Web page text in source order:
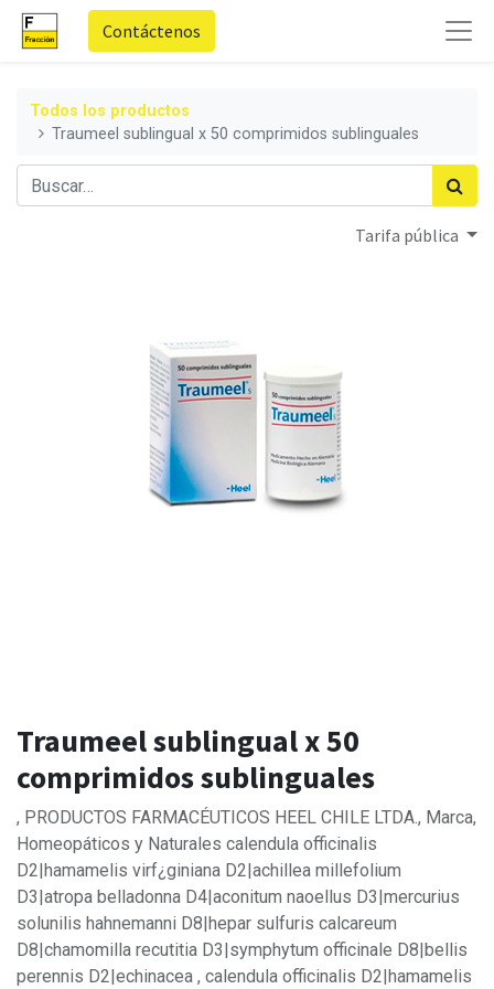
Contáctenos
Todos los productos
Traumeel sublingual x 50 comprimidos sublinguales
Tarifa pública
Traumeel sublingual x 50
comprimidos sublinguales
, PRODUCTOS FARMACÉUTICOS HEEL CHILE LTDA., Marca,
Homeopáticos y Naturales calendula officinalis
D2|hamamelis virf¿giniana D2|achillea millefolium
D3|atropa belladonna D4|aconitum naoellus D3|mercurius
solunilis hahnemanni D8|hepar sulfuris calcareum
D8|chamomilla recutitia D3|symphytum officinale D8|bellis
perennis D2|echinacea , calendula officinalis D2|hamamelis